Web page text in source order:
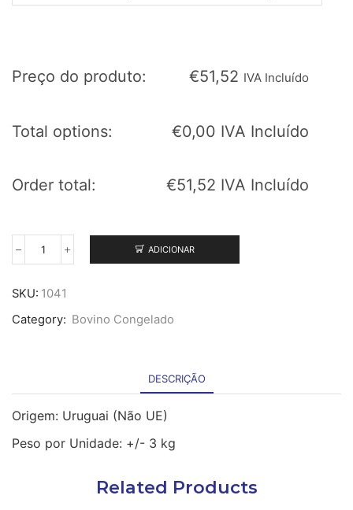
Preço do produto: €51,52 IVA Incluído
Total options: €0,00 IVA Incluído
Order total: €51,52 IVA Incluído
Quantidade
Entrecôte
Novilho
3
Kg
ADICIONAR
SKU: 1041
Category: Bovino Congelado
DESCRIÇÃO
Origem: Uruguai (Não UE)
Peso por Unidade: +/- 3 kg
Related Products